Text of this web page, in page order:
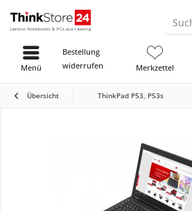
Bestellung
widerrufen
Merkzettel
Menü
Übersicht ThinkPad P53, P53s